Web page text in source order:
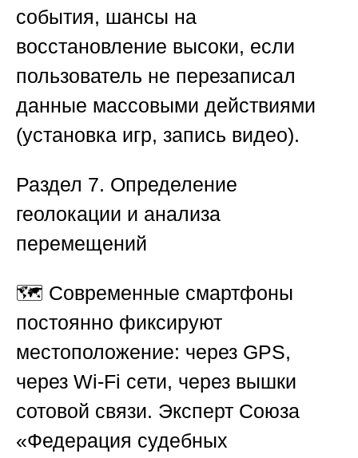
события, шансы на
восстановление высоки, если
пользователь не перезаписал
данные массовыми действиями
(установка игр, запись видео).
Раздел 7. Определение
геолокации и анализа
перемещений
🗺️ Современные смартфоны
постоянно фиксируют
местоположение: через GPS,
через Wi-Fi сети, через вышки
сотовой связи. Эксперт Союза
«Федерация судебных